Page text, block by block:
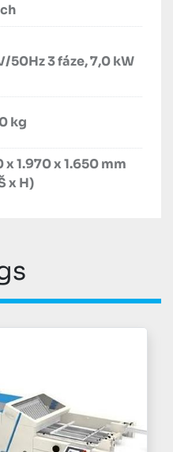
50Hz 3 fáze, 7,0 kW
kg
x 1.970 x 1.650 mm
x H)